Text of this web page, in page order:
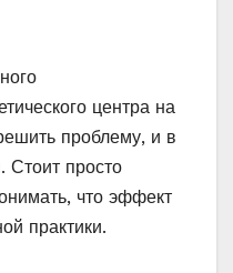
центра на
проблему, и в
Стоит просто
что эффект
практики.